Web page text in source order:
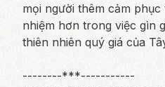
mọi người thêm cảm
nhiệm hơn trong việc gìn
thiên nhiên quý giá của
--------***-----------